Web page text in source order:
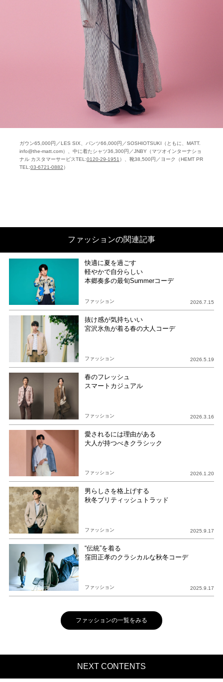
ガウン65,000円／LES SIX、パンツ66,000円／SOSHIOTSUKI（ともに、MATT.
info@the-matt.com）、中に着たシャツ36,300円／JNBY（マツオインターナショ
ナル カスタマーサービスTEL:0120-29-1951 ）、靴38,500円／ヨーク（HEMT PR
TEL:03-6721-0882）
ファッションの関連記事
快適に夏を過ごす
軽やかで自分らしい
本郷奏多の最旬Summerコーデ
ファッション 2026.7.15
抜け感が気持ちいい
宮沢氷魚が着る春の大人コーデ
ファッション 2026.5.19
春のフレッシュ
スマートカジュアル
ファッション 2026.3.16
愛されるには理由がある
大人が持つべきクラシック
ファッション 2026.1.20
男らしさを格上げする
秋冬ブリティッシュトラッド
ファッション 2025.9.17
“伝統”を着る
窪田正孝のクラシカルな秋冬コーデ
ファッション 2025.9.17
ファッションの一覧をみる
NEXT CONTENTS